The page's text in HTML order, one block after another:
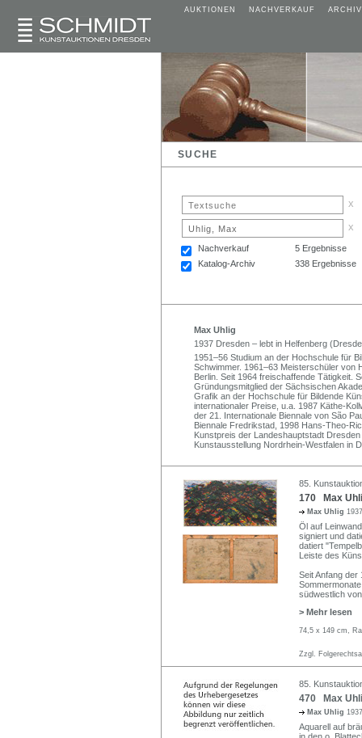
AUKTIONEN NACHVERKAUF ARCHIV
SUCHE
x
x
Nachverkauf
5 Ergebnisse
Katalog-Archiv
338 Ergebnisse
Max Uhlig
1937 Dresden – lebt in Helfenberg
1951–56 Studium an der Hochschule für
Schwimmer. 1961–63 Meisterschüler von
Berlin. Seit 1964 freischaffende Tätigkeit.
Gründungsmitglied der Sächsischen
Grafik an der Hochschule für Bildende
internationaler Preise, u.a. 1987 Käthe-
der 21. Internationale Biennale von São
Biennale Fredrikstad, 1998 Hans-Theo-
Kunstpreis der Landeshauptstadt
Kunstausstellung Nordrhein-Westfalen in
85.
170 Max
Max Uhlig
Öl auf
signiert und
datiert
Leiste des
Seit Anfang
südwestlich
> Mehr lesen
74,5 x 149 cm,
Zzgl.
85.
470 Max
Max Uhlig
Aquarell auf